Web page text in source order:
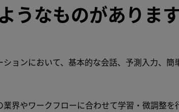
うなものがありま
ョンにおいて、基本的な会話、予測入力、簡
界やワークフローに合わせて学習・微調整